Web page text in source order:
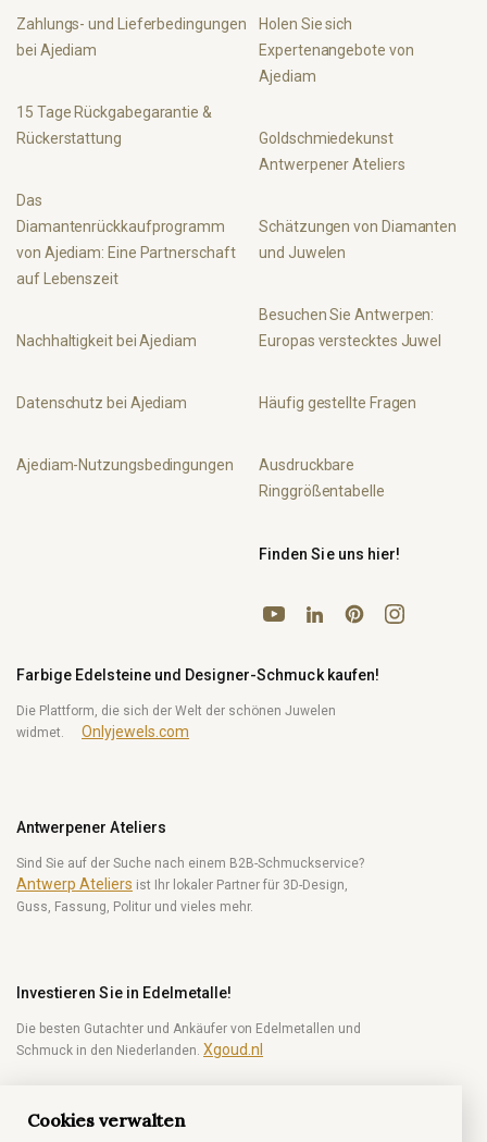
Zahlungs- und Lieferbedingungen
bei Ajediam
15 Tage Rückgabegarantie &
Rückerstattung
Das
Diamantenrückkaufprogramm
von Ajediam: Eine Partnerschaft
auf Lebenszeit
Nachhaltigkeit bei Ajediam
Datenschutz bei Ajediam
Ajediam-Nutzungsbedingungen
Holen Sie sich
Expertenangebote von
Ajediam
Goldschmiedekunst
Antwerpener Ateliers
Schätzungen von Diamanten
und Juwelen
Besuchen Sie Antwerpen:
Europas verstecktes Juwel
Häufig gestellte Fragen
Ausdruckbare
Ringgrößentabelle
Farbige Edelsteine und Designer-Schmuck kaufen!
Die Plattform, die sich der Welt der schönen Juwelen
widmet.
Onlyjewels.com
Antwerpener Ateliers
Sind Sie auf der Suche nach einem B2B-Schmuckservice?
Antwerp Ateliers ist Ihr lokaler Partner für 3D-Design,
Guss, Fassung, Politur und vieles mehr.
Investieren Sie in Edelmetalle!
Die besten Gutachter und Ankäufer von Edelmetallen und
Schmuck in den Niederlanden. Xgoud.nl
Werden Sie ein Diamant-Insider!
Finden Sie uns hier!
YouTubeLinkedInPinterestInstagram
Cookies verwalten